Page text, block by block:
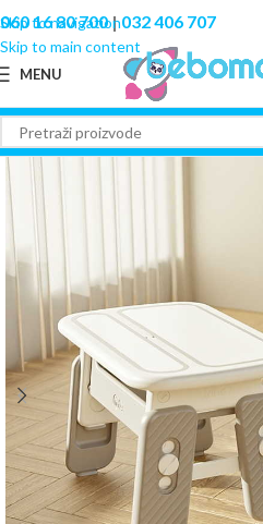
Skip to navigation
Skip to main content
060 16 80 700|032 406 707
MENU